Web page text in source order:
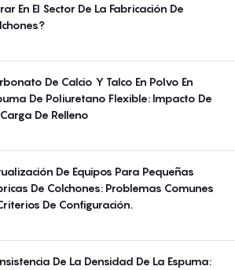
En El Sector De La Fabricación De
De Calcio Y Talco En Polvo En
De Poliuretano Flexible: Impacto De
De Relleno
De Equipos Para Pequeñas
De Colchones: Problemas Comunes
De Configuración.
De La Densidad De La Espuma: